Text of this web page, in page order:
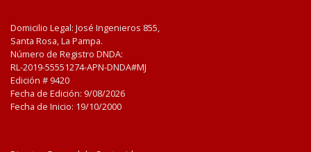
Domicilio Legal: José Ingenieros 855,
Santa Rosa, La Pampa.
Número de Registro DNDA:
RL-2019-55551274-APN-DNDA#MJ
Edición # 9420
Fecha de Edición: 9/08/2026
Fecha de Inicio: 19/10/2000